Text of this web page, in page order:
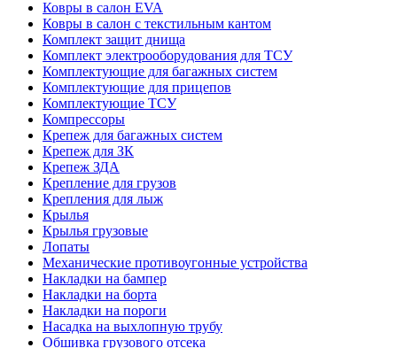
Ковры в салон EVA
Ковры в салон с текстильным кантом
Комплект защит днища
Комплект электрооборудования для ТСУ
Комплектующие для багажных систем
Комплектующие для прицепов
Комплектующие ТСУ
Компрессоры
Крепеж для багажных систем
Крепеж для ЗК
Крепеж ЗДА
Крепление для грузов
Крепления для лыж
Крылья
Крылья грузовые
Лопаты
Механические противоугонные устройства
Накладки на бампер
Накладки на борта
Накладки на пороги
Насадка на выхлопную трубу
Обшивка грузового отсека